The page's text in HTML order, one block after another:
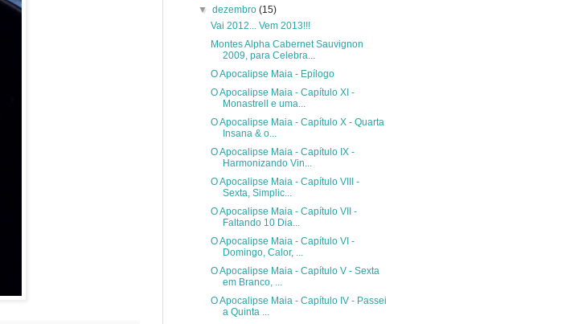
▼dezembro(15)
Vai 2012... Vem 2013!!!
Montes Alpha Cabernet Sauvignon
2009, para Celebra...
O Apocalipse Maia - Epílogo
O Apocalipse Maia - Capítulo XI -
Monastrell e uma...
O Apocalipse Maia - Capítulo X - Quarta
Insana & o...
O Apocalipse Maia - Capítulo IX -
Harmonizando Vin...
O Apocalipse Maia - Capítulo VIII -
Sexta, Simplic...
O Apocalipse Maia - Capítulo VII -
Faltando 10 Dia...
O Apocalipse Maia - Capítulo VI -
Domingo, Calor, ...
O Apocalipse Maia - Capítulo V - Sexta
em Branco, ...
O Apocalipse Maia - Capítulo IV - Passei
a Quinta ...